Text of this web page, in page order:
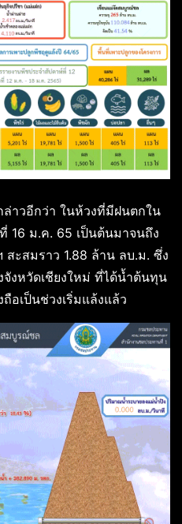
าวอีกว่า ในห้วงที่มีฝนตกใน
16 ม.ค. 65 เป็นต้นมาจนถึง
สะสมราว 1.88 ล้าน ลบ.ม. ซึ่ง
งหวัดเชียงใหม่ ที่ได้น้ำต้นทุน
อเป็นช่วงเริ่มแล้งแล้ว